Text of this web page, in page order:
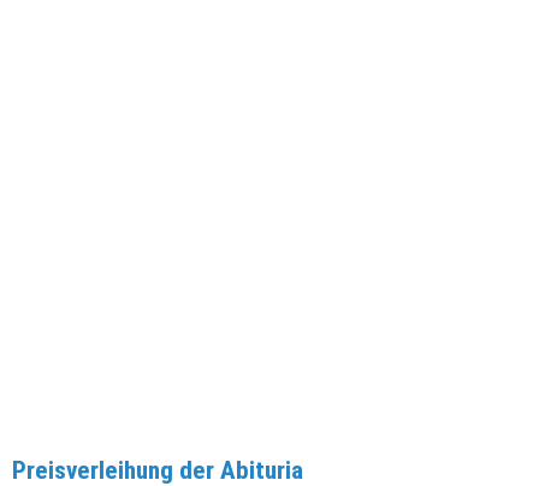
Preisverleihung der Abituria